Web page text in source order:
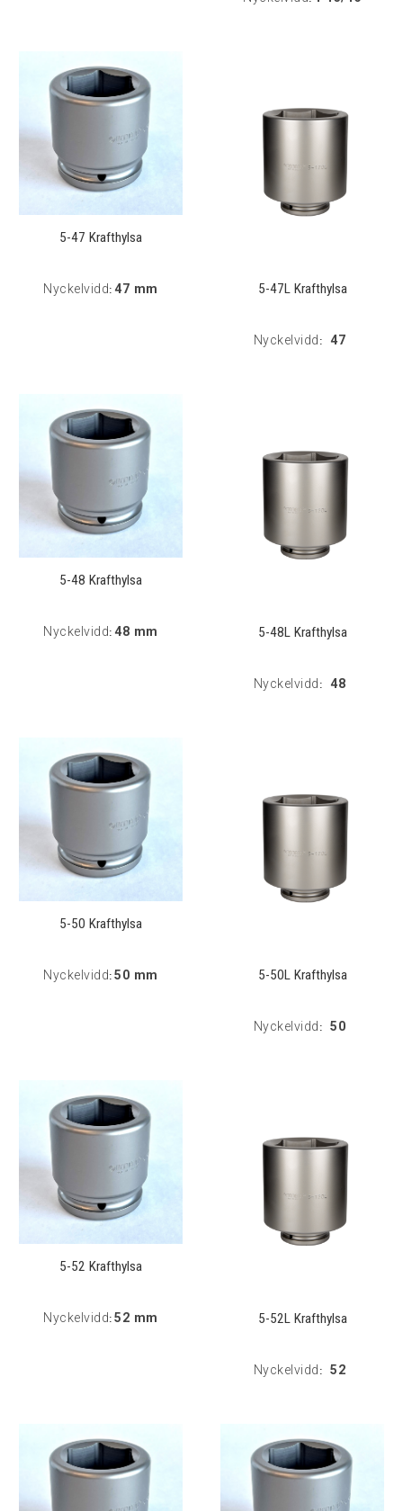
5-47 Krafthylsa
Nyckelvidd: 47 mm 5-47L Krafthylsa
Nyckelvidd : 47
5-48 Krafthylsa
Nyckelvidd: 48 mm 5-48L Krafthylsa
Nyckelvidd : 48
5-50 Krafthylsa
Nyckelvidd: 50 mm 5-50L Krafthylsa
Nyckelvidd : 50
5-52 Krafthylsa
Nyckelvidd: 52 mm 5-52L Krafthylsa
Nyckelvidd : 52